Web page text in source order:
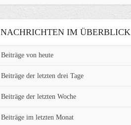
NACHRICHTEN IM ÜBERBLICK
Beiträge von heute
Beiträge der letzten drei Tage
Beiträge der letzten Woche
Beiträge im letzten Monat